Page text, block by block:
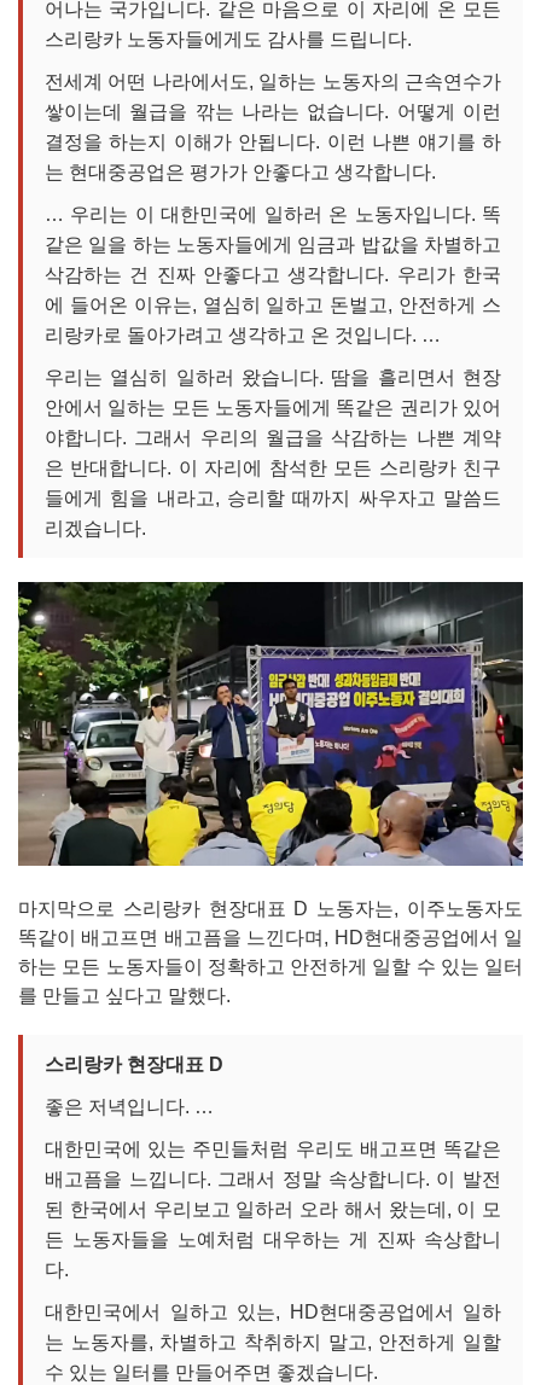
어나는 국가입니다. 같은 마음으로 이 자리에 온 모든
스리랑카 노동자들에게도 감사를 드립니다.
전세계 어떤 나라에서도, 일하는 노동자의 근속연수가
쌓이는데 월급을 깎는 나라는 없습니다. 어떻게 이런
결정을 하는지 이해가 안됩니다. 이런 나쁜 얘기를 하
는 현대중공업은 평가가 안좋다고 생각합니다.
… 우리는 이 대한민국에 일하러 온 노동자입니다. 똑
같은 일을 하는 노동자들에게 임금과 밥값을 차별하고
삭감하는 건 진짜 안좋다고 생각합니다. 우리가 한국
에 들어온 이유는, 열심히 일하고 돈벌고, 안전하게 스
리랑카로 돌아가려고 생각하고 온 것입니다. …
우리는 열심히 일하러 왔습니다. 땀을 흘리면서 현장
안에서 일하는 모든 노동자들에게 똑같은 권리가 있어
야합니다. 그래서 우리의 월급을 삭감하는 나쁜 계약
은 반대합니다. 이 자리에 참석한 모든 스리랑카 친구
들에게 힘을 내라고, 승리할 때까지 싸우자고 말씀드
리겠습니다.
마지막으로 스리랑카 현장대표 D 노동자는, 이주노동자도
똑같이 배고프면 배고픔을 느낀다며, HD현대중공업에서 일
하는 모든 노동자들이 정확하고 안전하게 일할 수 있는 일터
를 만들고 싶다고 말했다.
스리랑카 현장대표 D
좋은 저녁입니다. …
대한민국에 있는 주민들처럼 우리도 배고프면 똑같은
배고픔을 느낍니다. 그래서 정말 속상합니다. 이 발전
된 한국에서 우리보고 일하러 오라 해서 왔는데, 이 모
든 노동자들을 노예처럼 대우하는 게 진짜 속상합니
다.
대한민국에서 일하고 있는, HD현대중공업에서 일하
는 노동자를, 차별하고 착취하지 말고, 안전하게 일할
수 있는 일터를 만들어주면 좋겠습니다.